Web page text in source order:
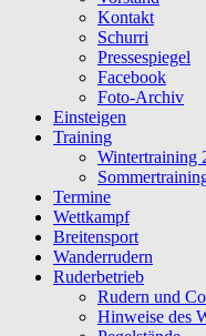
Kontakt
Schurri
Pressespiegel
Facebook
Foto-Archiv
Einsteigen
Training
Wintertraining
Termine
Wettkampf
Breitensport
Wanderrudern
Ruderbetrieb
Rudern und
Hinweise des